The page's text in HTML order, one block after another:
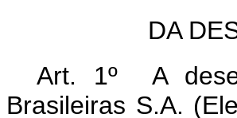
DA
Art. 1º A
Brasileiras S.A.